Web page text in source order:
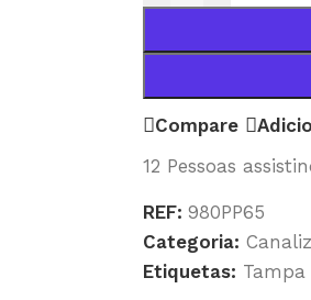
Compare
12 Pessoas
REF: 980PP65
Categoria:
Etiquetas: